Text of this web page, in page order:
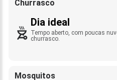
Churrasco
Dia ideal
Tempo aberto, com poucas
churrasco.
Mosquitos